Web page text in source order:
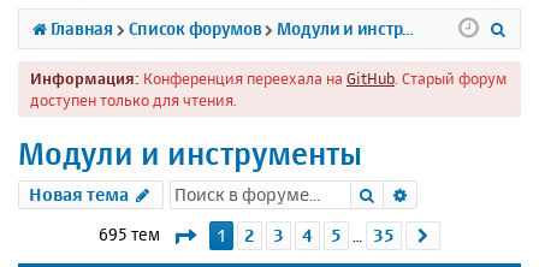
ы
л
к
р
у
м
о
д
Главная Список форумов Модули и инструменты
Информация: Конференция переехала на GitHub . Старый форум
доступен только для чтения.
Модули и инструменты
Новая тема Поиск
695 тем Страница1 из 35
1 2 3 4 5 35